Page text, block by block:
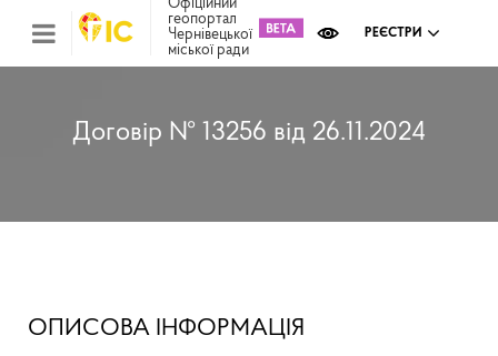
Офіційний
геопортал
Чернівецької
міської ради
РЕЄСТРИ
Договір № 13256 від 26.11.2024
ОПИСОВА ІНФОРМАЦІЯ